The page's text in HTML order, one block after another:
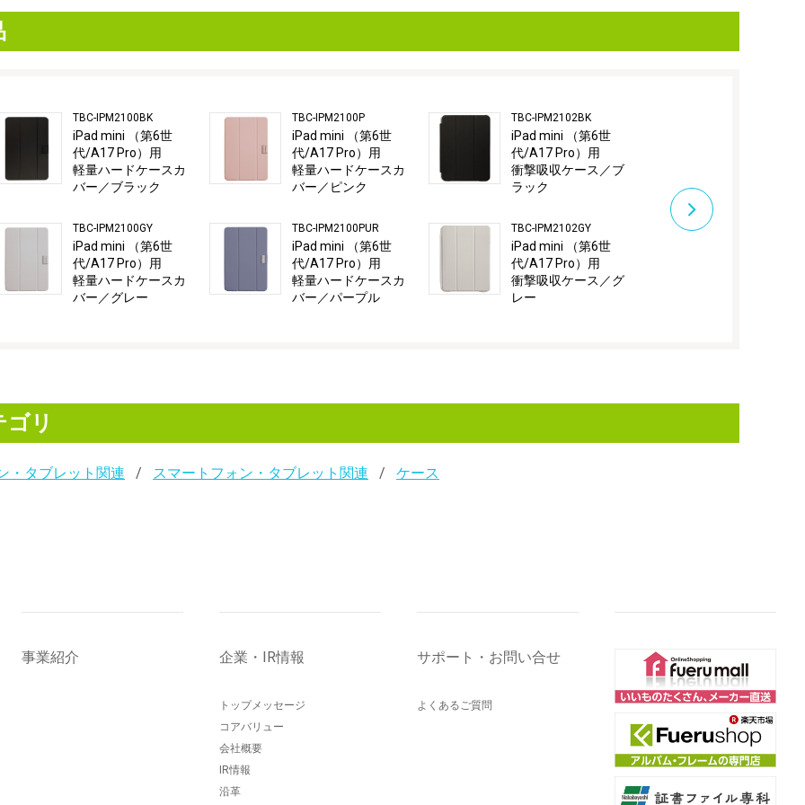
TBC-IPM2100BK
iPad mini （第6世
代/A17 Pro）用
軽量ハードケースカ
バー／ブラック
TBC-IPM2100GY
iPad mini （第6世
代/A17 Pro）用
軽量ハードケースカ
バー／グレー
TBC-IPM2100P
iPad mini （第6世
代/A17 Pro）用
軽量ハードケースカ
バー／ピンク
TBC-IPM2100PUR
iPad mini （第6世
代/A17 Pro）用
軽量ハードケースカ
バー／パープル
TBC-IPM2102BK
iPad mini （第6世
代/A17 Pro）用
衝撃吸収ケース／ブ
ラック
TBC-IPM2102GY
iPad mini （第6世
代/A17 Pro）用
衝撃吸収ケース／グ
レー
リ
・タブレット関連 スマートフォン・タブレット関連 ケース
事業紹介 企業・IR情報
トップメッセージ
コアバリュー
会社概要
IR情報
沿革
サポート・お問い合せ
よくあるご質問